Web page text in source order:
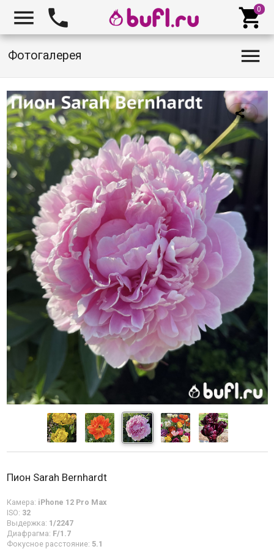
  
Фотогалерея 
Пион Sarah Bernhardt
Камера: iPhone 12 Pro Max
ISO: 32
Выдержка: 1/2247
Диафрагма: F/1.7
Фокусное расстояние: 5.1